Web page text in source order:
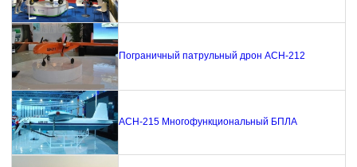
Пограничный патрульный дрон АСН-212
АСН-215 Многофункциональный БПЛА